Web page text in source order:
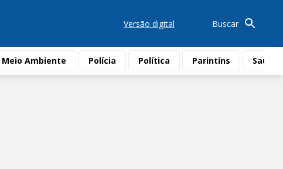
Versão digital Buscar
Meio Ambiente Polícia Política Parintins Saúde